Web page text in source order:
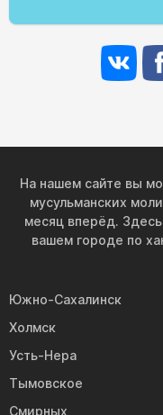
На нашем сайте вы
мусульманских
месяц вперёд.
вашем городе по
Южно-Сахалинск
Холмск
Усть-Нера
Тымовское
Смирных